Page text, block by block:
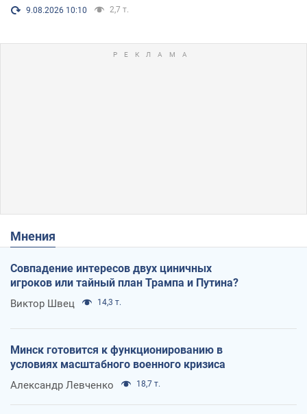
9.08.2026 10:10 2,7 т.
Мнения
Совпадение интересов двух циничных
игроков или тайный план Трампа и Путина?
Виктор Швец 14,3 т.
Минск готовится к функционированию в
условиях масштабного военного кризиса
Александр Левченко 18,7 т.